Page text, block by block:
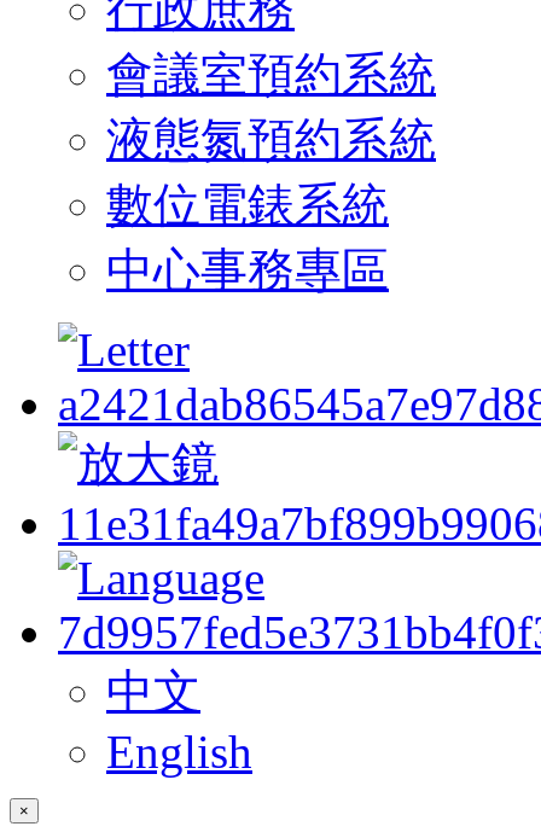
會議室預約系統
液態氮預約系統
數位電錶系統
中心事務專區
中文
English
×